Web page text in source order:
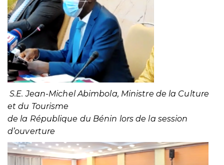
S.E. Jean-Michel Abimbola, Ministre de la Culture
et du Tourisme
de la République du Bénin lors de la session
d’ouverture